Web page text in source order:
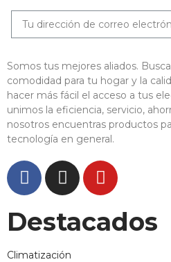
Somos tus mejores aliados.
comodidad para tu hogar y la
hacer más fácil el acceso a tus
unimos la eficiencia, servicio,
nosotros encuentras productos
tecnología en general.
Destacados
Climatización